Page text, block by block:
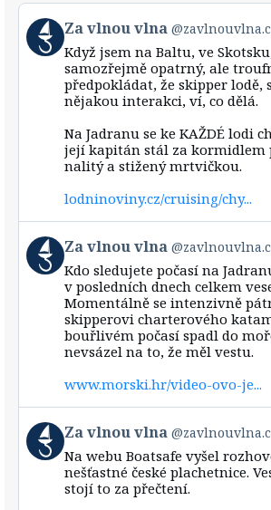
View
post
by
Bluesky
Za vlnou vlna
Když jsem na Baltu, ve
samozřejmě opatrný, ale
předpokládat, že skipper lodě,
nějakou interakci, ví, co dělá.
Na Jadranu se ke KAŽDÉ lodi
její kapitán stál za kormidlem
nalitý a stižený mrtvičkou.
lodninoviny.cz/cruising/chy...
View
post
by
Bluesky
Za vlnou vlna
Kdo sledujete počasí na
v posledních dnech celkem
Momentálně se intenzivně
skipperovi charterového
bouřlivém počasí spadl do
nevsázel na to, že měl vestu.
www.morski.hr/video-ovo-je...
View
post
by
Za vlnou vlna
Na webu Boatsafe vyšel
nešťastné české plachetnice.
stojí to za přečtení.